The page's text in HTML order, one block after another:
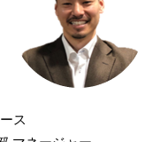
ス